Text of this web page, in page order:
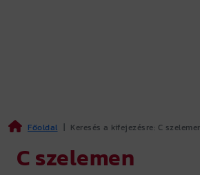
Főoldal | Keresés a kifejezésre: C
C szelemen